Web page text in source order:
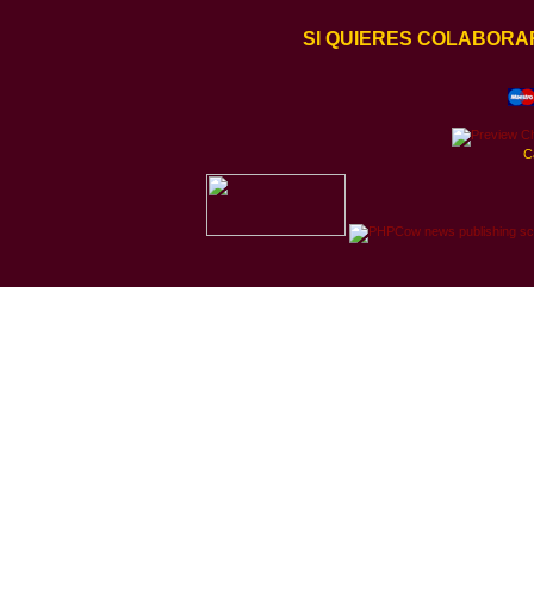
SI QUIERES